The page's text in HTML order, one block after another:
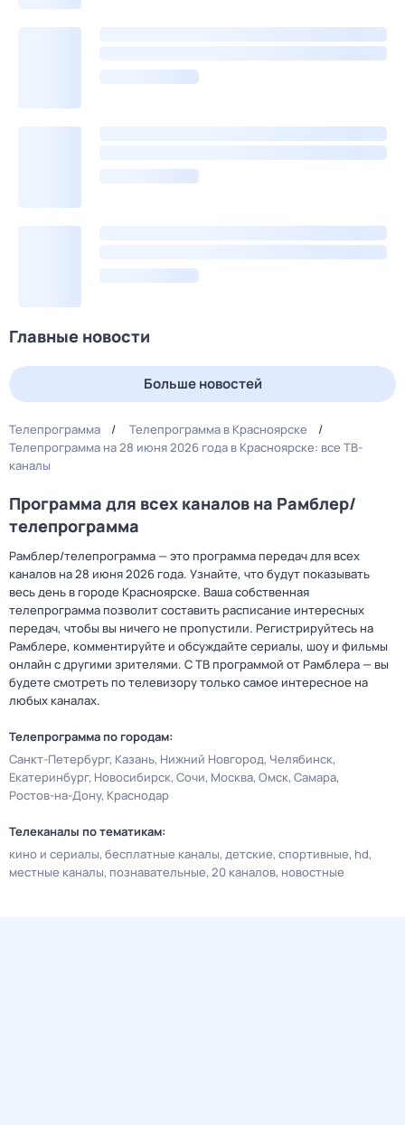
Главные новости
Больше новостей
Телепрограмма
Телепрограмма в Красноярске
Телепрограмма на 28 июня 2026 года в Красноярске: все ТВ-
каналы
Программа для всех каналов на Рамблер/
телепрограмма
Рамблер/телепрограмма — это программа передач для всех
каналов на 28 июня 2026 года. Узнайте, что будут показывать
весь день в городе Красноярске. Ваша собственная
телепрограмма позволит составить расписание интересных
передач, чтобы вы ничего не пропустили. Регистрируйтесь на
Рамблере, комментируйте и обсуждайте сериалы, шоу и фильмы
онлайн с другими зрителями. С ТВ программой от Рамблера — вы
будете смотреть по телевизору только самое интересное на
любых каналах.
Телепрограмма по городам:
Санкт-Петербург Казань Нижний Новгород Челябинск
Екатеринбург Новосибирск Сочи Москва Омск Самара
Ростов-на-Дону Краснодар
Телеканалы по тематикам:
кино и сериалы бесплатные каналы детские спортивные hd
местные каналы познавательные 20 каналов новостные